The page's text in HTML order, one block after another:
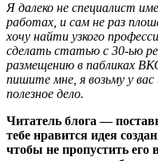
Я далеко не специалист
работах, и сам не раз
хочу найти узкого
сделать статью с 30-ью
размещению в пабликах
пишите мне, я возьму у
полезное дело.
Читатель блога —
тебе нравится идея
чтобы не пропустить его